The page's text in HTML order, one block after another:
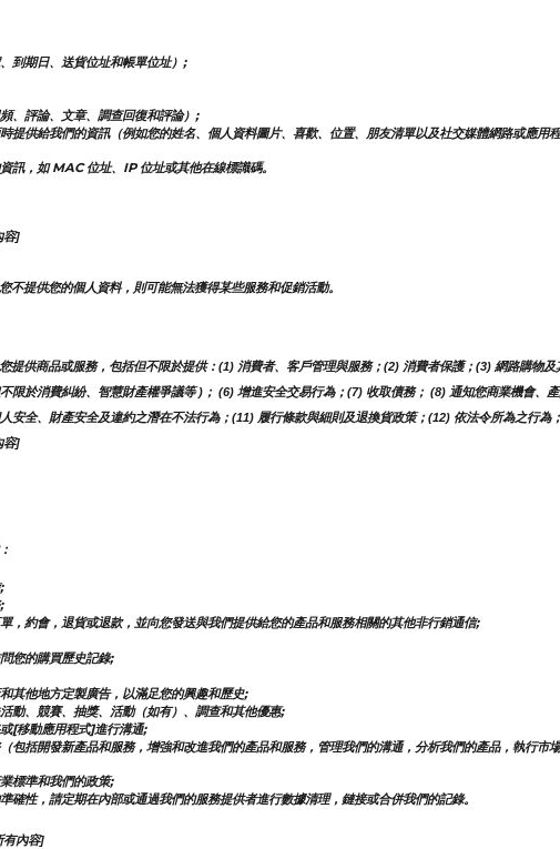
到期日、送貨位址和帳單位址）;
、評論、文章、調查回復和評論）;
提供給我們的資訊（例如您的姓名、個人資料圖片、喜歡、位置、朋友清單以及社交媒體網路或應
訊，如 MAC 位址、IP 位址或其他在線標識碼。
容]
不提供您的個人資料，則可能無法獲得某些服務和促銷活動。
提供商品或服務，包括但不限於提供：(1) 消費者、客戶管理與服務；(2) 消費者保護；(3) 網路購物
限於消費糾紛、智慧財產權爭議等 )； (6) 增進安全交易行為；(7) 收取債務； (8) 通知您商業機會、
安全、財產安全及違約之潛在不法行為；(11) 履行條款與細則及退換貨政策；(12) 依法令所為之行為
容]
，約會，退貨或退款，並向您發送與我們提供給您的產品和服務相關的其他非行銷通信;
您的購買歷史記錄;
其他地方定製廣告，以滿足您的興趣和歷史;
動、競賽、抽獎、活動（如有）、調查和其他優惠;
[移動應用程式]進行溝通;
包括開發新產品和服務，增強和改進我們的產品和服務，管理我們的溝通，分析我們的產品，執行
標準和我們的政策;
確性，請定期在內部或通過我們的服務提供者進行數據清理，鏈接或合併我們的記錄。
有內容]